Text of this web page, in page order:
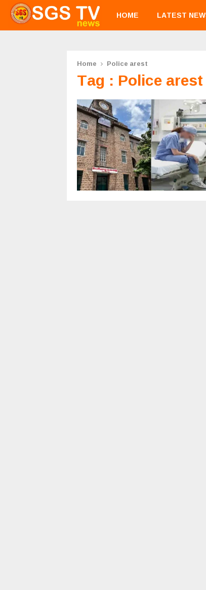
HOME LATEST
Home Police arest
Tag : Police arest